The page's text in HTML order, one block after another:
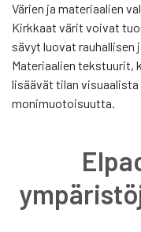
Värien ja materiaalien
Kirkkaat värit voivat
sävyt luovat rauhallisen
Materiaalien tekstuurit,
lisäävät tilan
monimuotoisuutta.